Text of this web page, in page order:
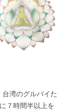
湾のグルバイた
７時間半以上を